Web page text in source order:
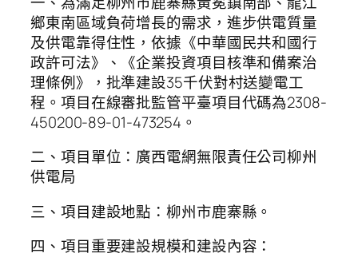
鄉東南區域負荷增長的需求，進步供電質量
及供電靠得住性，依據《中華國民共和國行
政許可法》、《企業投資項目核準和備案治
理條例》，批準建設35千伏對村送變電工
程。項目在線審批監管平臺項目代碼為2308-
450200-89-01-473254。
二、項目單位：廣西電網無限責任公司柳州
供電局
三、項目建設地點：柳州市鹿寨縣。
四、項目重要建設規模和建設內容：